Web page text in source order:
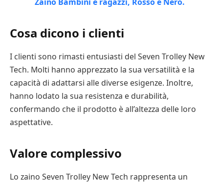
Cosa dicono i clienti
I clienti sono rimasti entusiasti del Seven Trolley New
Tech. Molti hanno apprezzato la sua versatilità e la
capacità di adattarsi alle diverse esigenze. Inoltre,
hanno lodato la sua resistenza e durabilità,
confermando che il prodotto è all’altezza delle loro
aspettative.
Valore complessivo
Lo zaino Seven Trolley New Tech rappresenta un